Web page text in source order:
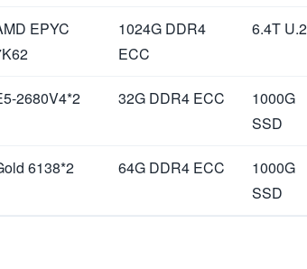
EPYC
1024G DDR4
ECC
6.4T U.2
2680V4*2 32G DDR4 ECC
1000G
SSD
6138*2 64G DDR4 ECC
1000G
SSD